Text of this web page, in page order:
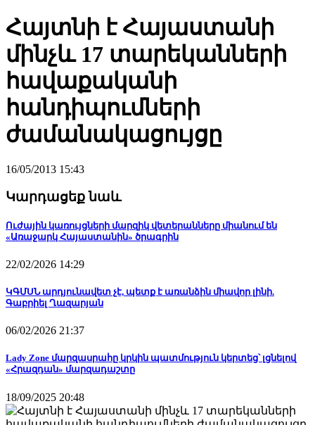
Հայտնի է Հայաստանի
մինչև 17 տարեկանների
հավաքականի
հանդիպումների
ժամանակացույցը
16/05/2013 15:43
Կարդացեք նաև
Ուժային կառույցների մարզիկ վետերանները միանում են
«Առաջարկ Հայաստանին» ծրագրին
22/02/2026 14:29
ԿԳՄՍՆ արդյունավետ չէ, պետք է առանձին միավոր լինի.
Գաբրիել Ղազարյան
06/02/2026 21:37
Lady Zone մարզասրահը կրկին պատմություն կերտեց՝ լցնելով
«Հրազդան» մարզադաշտը
18/09/2025 20:48